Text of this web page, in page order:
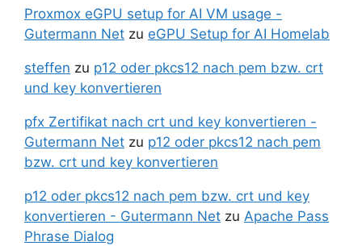
Proxmox eGPU setup for AI VM usage -
Gutermann Net zu eGPU Setup for AI Homelab
steffen zu p12 oder pkcs12 nach pem bzw. crt
und key konvertieren
pfx Zertifikat nach crt und key konvertieren -
Gutermann Net zu p12 oder pkcs12 nach pem
bzw. crt und key konvertieren
p12 oder pkcs12 nach pem bzw. crt und key
konvertieren - Gutermann Net zu Apache Pass
Phrase Dialog